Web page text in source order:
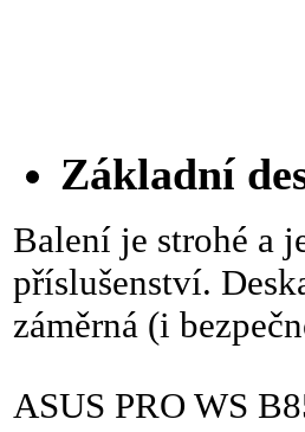
Základní
Balení je strohé a
příslušenství.
záměrná (i
ASUS PRO WS